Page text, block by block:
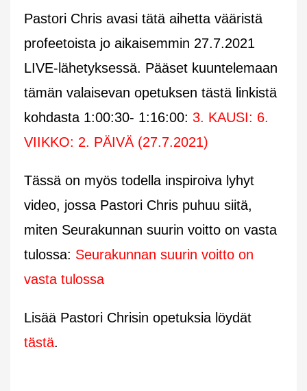
Pastori Chris avasi tätä aihetta vääristä
profeetoista jo aikaisemmin 27.7.2021
LIVE-lähetyksessä. Pääset kuuntelemaan
tämän valaisevan opetuksen tästä linkistä
kohdasta 1:00:30- 1:16:00: 3. KAUSI: 6.
VIIKKO: 2. PÄIVÄ (27.7.2021)
Tässä on myös todella inspiroiva lyhyt
video, jossa Pastori Chris puhuu siitä,
miten Seurakunnan suurin voitto on vasta
tulossa: Seurakunnan suurin voitto on
vasta tulossa
Lisää Pastori Chrisin opetuksia löydät
tästä.